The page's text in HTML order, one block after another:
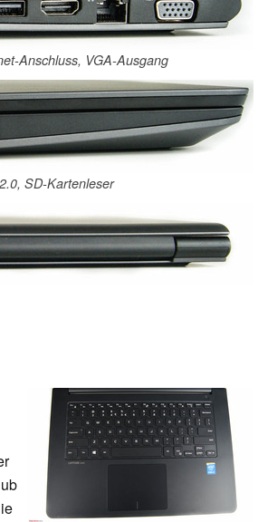
Anschluss, VGA-Ausgang
SD-Kartenleser